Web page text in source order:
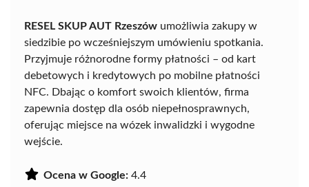
RESEL SKUP AUT Rzeszów umożliwia zakupy w
siedzibie po wcześniejszym umówieniu spotkania.
Przyjmuje różnorodne formy płatności – od kart
debetowych i kredytowych po mobilne płatności
NFC. Dbając o komfort swoich klientów, firma
zapewnia dostęp dla osób niepełnosprawnych,
oferując miejsce na wózek inwalidzki i wygodne
wejście.
Ocena w Google: 4.4